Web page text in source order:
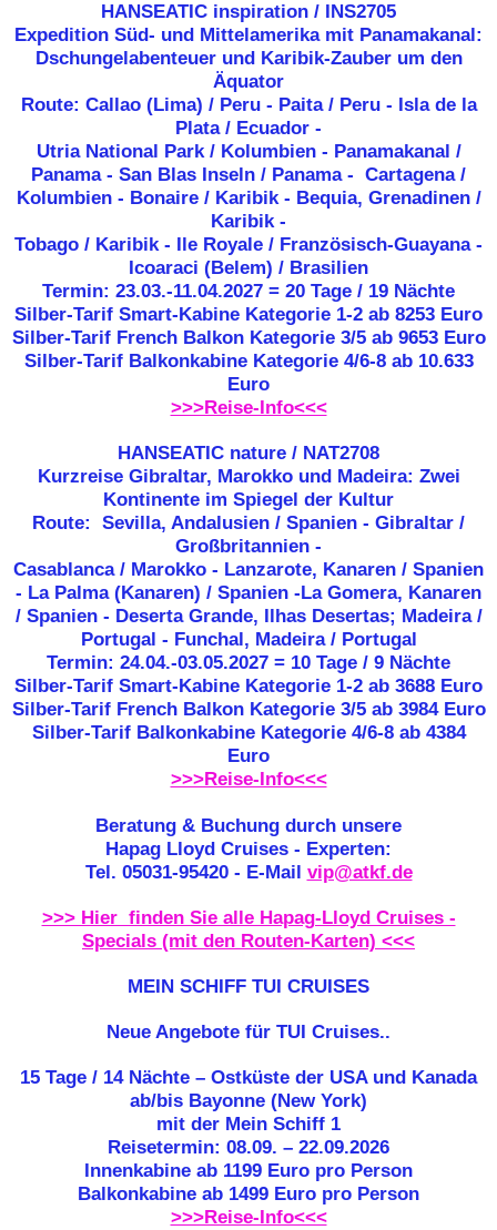
HANSEATIC inspiration / INS2705
Expedition Süd- und Mittelamerika mit Panamakanal:
Dschungelabenteuer und Karibik-Zauber um den
Äquator
Route: Callao (Lima) / Peru - Paita / Peru - Isla de la
Plata / Ecuador -
Utria National Park / Kolumbien - Panamakanal /
Panama - San Blas Inseln / Panama - Cartagena /
Kolumbien - Bonaire / Karibik - Bequia, Grenadinen /
Karibik -
Tobago / Karibik - Ile Royale / Französisch-Guayana -
Icoaraci (Belem) / Brasilien
Termin: 23.03.-11.04.2027 = 20 Tage / 19 Nächte
Silber-Tarif Smart-Kabine Kategorie 1-2 ab 8253 Euro
Silber-Tarif French Balkon Kategorie 3/5 ab 9653 Euro
Silber-Tarif Balkonkabine Kategorie 4/6-8 ab 10.633
Euro
>>>Reise-Info<<<
HANSEATIC nature / NAT2708
Kurzreise Gibraltar, Marokko und Madeira: Zwei
Kontinente im Spiegel der Kultur
Route: Sevilla, Andalusien / Spanien - Gibraltar /
Großbritannien -
Casablanca / Marokko - Lanzarote, Kanaren / Spanien
- La Palma (Kanaren) / Spanien -La Gomera, Kanaren
/ Spanien - Deserta Grande, Ilhas Desertas; Madeira /
Portugal - Funchal, Madeira / Portugal
Termin: 24.04.-03.05.2027 = 10 Tage / 9 Nächte
Silber-Tarif Smart-Kabine Kategorie 1-2 ab 3688 Euro
Silber-Tarif French Balkon Kategorie 3/5 ab 3984 Euro
Silber-Tarif Balkonkabine Kategorie 4/6-8 ab 4384
Euro
>>>Reise-Info<<<
Beratung & Buchung durch unsere
Hapag Lloyd Cruises - Experten:
Tel. 05031-95420 - E-Mail vip@atkf.de
>>> Hier finden Sie alle Hapag-Lloyd Cruises -
Specials (mit den Routen-Karten) <<<
MEIN SCHIFF TUI CRUISES
Neue Angebote für TUI Cruises..
15 Tage / 14 Nächte – Ostküste der USA und Kanada
ab/bis Bayonne (New York)
mit der Mein Schiff 1
Reisetermin: 08.09. – 22.09.2026
Innenkabine ab 1199 Euro pro Person
Balkonkabine ab 1499 Euro pro Person
>>>Reise-Info<<<